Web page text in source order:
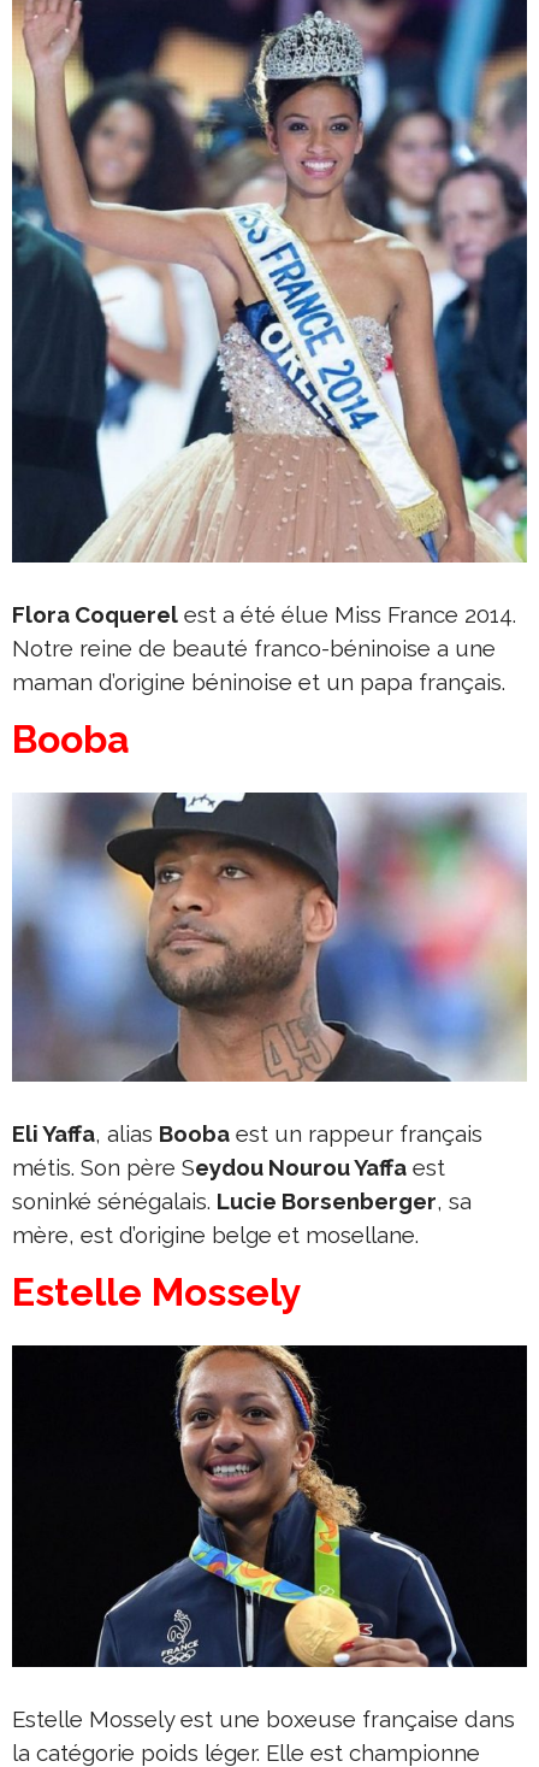
Flora Coquerel est a été élue Miss France 2014.
Notre reine de beauté franco-béninoise a une
maman d’origine béninoise et un papa français.
Booba
Eli Yaffa, alias Booba est un rappeur français
métis. Son père Seydou Nourou Yaffa est
soninké sénégalais. Lucie Borsenberger, sa
mère, est d’origine belge et mosellane.
Estelle Mossely
Estelle Mossely est une boxeuse française dans
la catégorie poids léger. Elle est championne